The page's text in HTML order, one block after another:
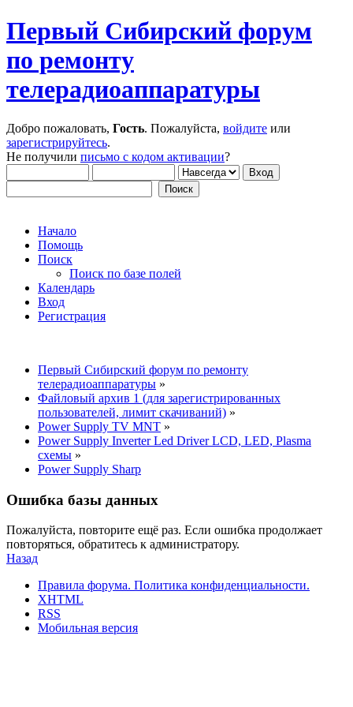
Первый Сибирский форум
по ремонту
телерадиоаппаратуры
Добро пожаловать, Гость. Пожалуйста, войдите или
зарегистрируйтесь.
Не получили письмо с кодом активации?
Начало
Помощь
Поиск
Поиск по базе полей
Календарь
Вход
Регистрация
Первый Сибирский форум по ремонту
телерадиоаппаратуры »
Файловый архив 1 (для зарегистрированных
пользователей, лимит скачиваний) »
Power Supply TV MNT »
Power Supply Inverter Led Driver LCD, LED, Plasma
схемы »
Power Supply Sharp
Ошибка базы данных
Пожалуйста, повторите ещё раз. Если ошибка продолжает
повторяться, обратитесь к администратору.
Назад
Правила форума. Политика конфиденциальности.
XHTML
RSS
Мобильная версия